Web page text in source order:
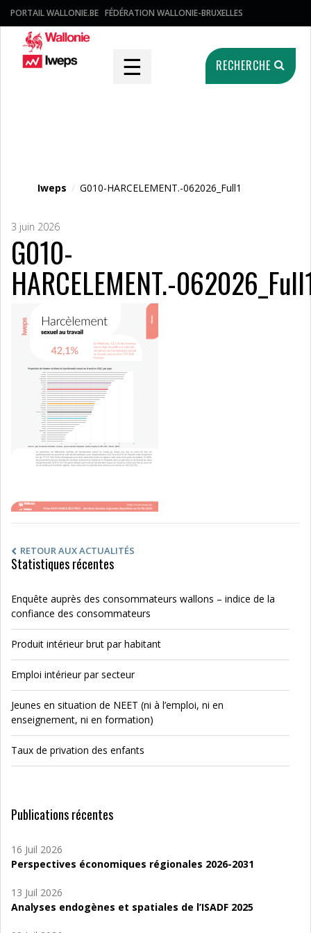
PORTAIL WALLONIE.BE FÉDÉRATION WALLONIE-BRUXELLES
☰ RECHERCHE
Iweps / G010-HARCELEMENT.-062026_Full1
3 juin 2026
G010-
HARCELEMENT.-
RETOUR AUX ACTUALITÉS
Statistiques récentes
Enquête auprès des consommateurs wallons – indice de la
confiance des consommateurs
Produit intérieur brut par habitant
Emploi intérieur par secteur
Jeunes en situation de NEET (ni à l’emploi, ni en
enseignement, ni en formation)
Taux de privation des enfants
Publications récentes
16 Juil 2026
Perspectives économiques régionales 2026-2031
13 Juil 2026
Analyses endogènes et spatiales de l’ISADF 2025